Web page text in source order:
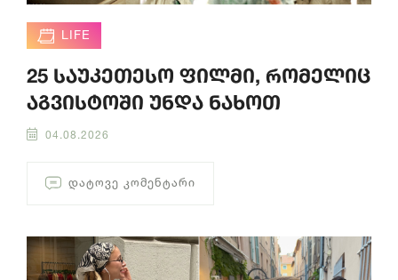
LIFE
25 საუკეთესო ფილმი, რომელიც
აგვისტოში უნდა ნახოთ
04.08.2026
ᲓᲐᲢᲝᲕᲔ ᲙᲝᲛᲔᲜᲢᲐᲠᲘ